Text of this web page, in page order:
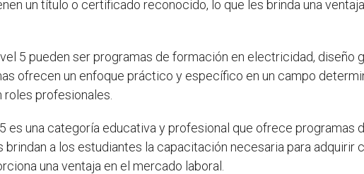
un título o certificado reconocido, lo que les brinda una
5 pueden ser programas de formación en electricidad, diseño
ofrecen un enfoque práctico y específico en un campo
profesionales.
es una categoría educativa y profesional que ofrece programas
a los estudiantes la capacitación necesaria para
una ventaja en el mercado laboral.